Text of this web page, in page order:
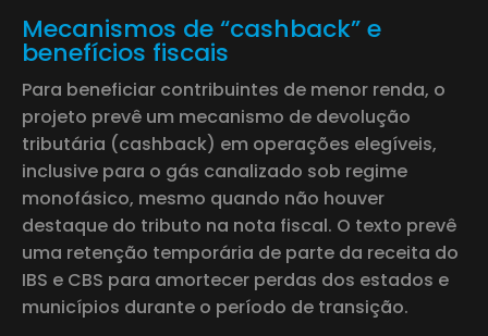
Mecanismos de “cashback” e
benefícios fiscais
Para beneficiar contribuintes de menor renda, o
projeto prevê um mecanismo de devolução
tributária (cashback) em operações elegíveis,
inclusive para o gás canalizado sob regime
monofásico, mesmo quando não houver
destaque do tributo na nota fiscal. O texto prevê
uma retenção temporária de parte da receita do
IBS e CBS para amortecer perdas dos estados e
municípios durante o período de transição.